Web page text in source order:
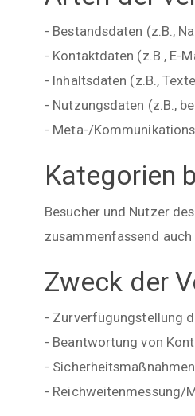
- Bestandsdaten (z.B.,
- Kontaktdaten (z.B., E-
- Inhaltsdaten (z.B.,
- Nutzungsdaten (z.B.,
- Meta-/
Kategorien
Besucher und Nutzer
zusammenfassend auch
Zweck der
- Zurverfügungstellung
- Beantwortung von
-
- Reichweitenmessung/